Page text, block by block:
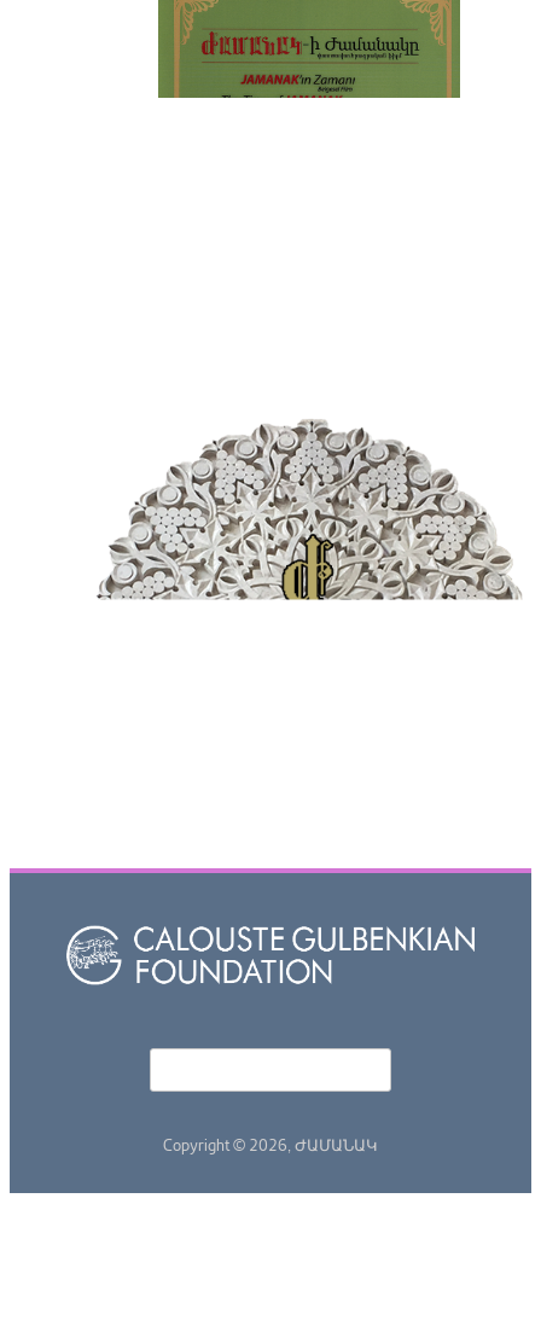
Copyright © 2026, ԺԱՄԱՆԱԿ